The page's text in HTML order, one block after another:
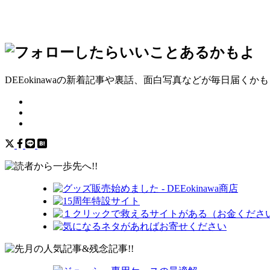
DEEokinawaの新着記事や裏話、面白写真などが毎日届くかも